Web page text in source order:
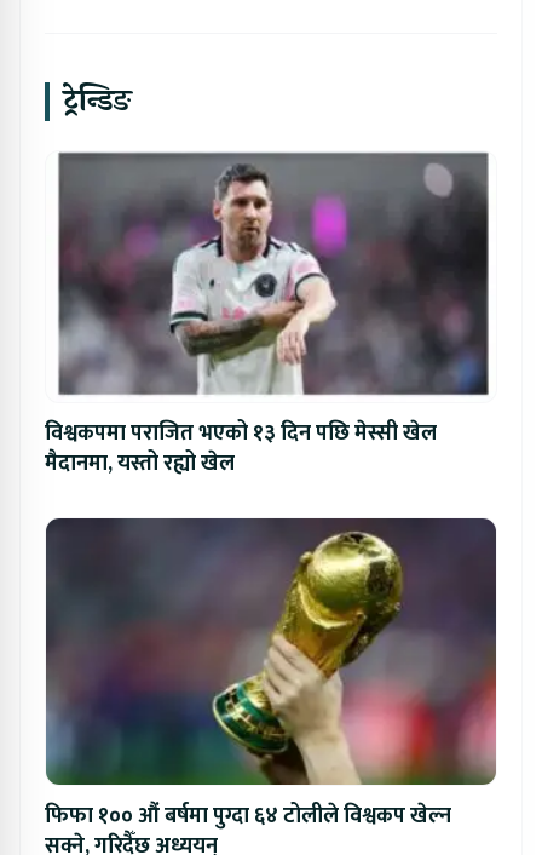
ट्रेन्डिङ
विश्वकपमा पराजित भएको १३ दिन पछि मेस्सी खेल
मैदानमा, यस्तो रह्यो खेल
फिफा १०० औं बर्षमा पुग्दा ६४ टोलीले विश्वकप खेल्न
सक्ने, गरिदैँछ अध्ययन्